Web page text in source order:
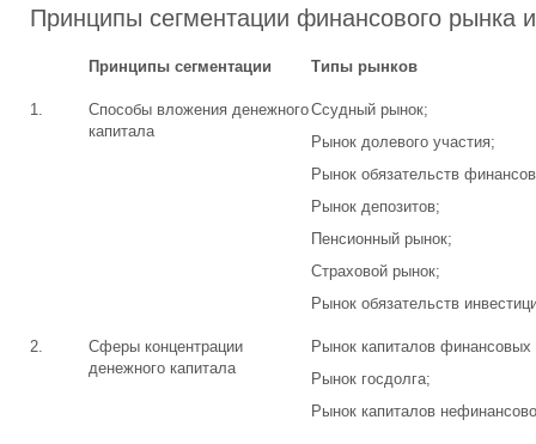
Принципы сегментации финансового рынка
Принципы сегментации Типы рынков
1.
Способы вложения денежного
капитала
Ссудный рынок;
Рынок долевого участия;
Рынок обязательств
Рынок депозитов;
Пенсионный рынок;
Страховой рынок;
Рынок обязательств
2.
Сферы концентрации
денежного капитала
Рынок капиталов финансовых
Рынок госдолга;
Рынок капиталов